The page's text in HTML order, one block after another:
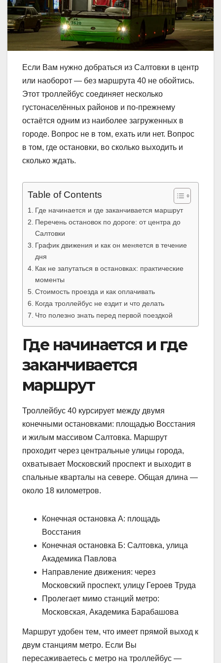
Если Вам нужно добраться из Салтовки в центр
или наоборот — без маршрута 40 не обойтись.
Этот троллейбус соединяет несколько
густонаселённых районов и по-прежнему
остаётся одним из наиболее загруженных в
городе. Вопрос не в том, ехать или нет. Вопрос
в том, где остановки, во сколько выходить и
сколько ждать.
Table of Contents
Где начинается и где заканчивается маршрут
Перечень остановок по дороге: от центра до
Салтовки
График движения и как он меняется в течение
дня
Как не запутаться в остановках: практические
моменты
Стоимость проезда и как оплачивать
Когда троллейбус не ездит и что делать
Что полезно знать перед первой поездкой
Где начинается и где
заканчивается
маршрут
Троллейбус 40 курсирует между двумя
конечными остановками: площадью Восстания
и жилым массивом Салтовка. Маршрут
проходит через центральные улицы города,
охватывает Московский проспект и выходит в
спальные кварталы на севере. Общая длина —
около 18 километров.
Конечная остановка А: площадь
Восстания
Конечная остановка Б: Салтовка, улица
Академика Павлова
Направление движения: через
Московский проспект, улицу Героев Труда
Пролегает мимо станций метро:
Московская, Академика Барабашова
Маршрут удобен тем, что имеет прямой выход к
двум станциям метро. Если Вы
пересаживаетесь с метро на троллейбус —